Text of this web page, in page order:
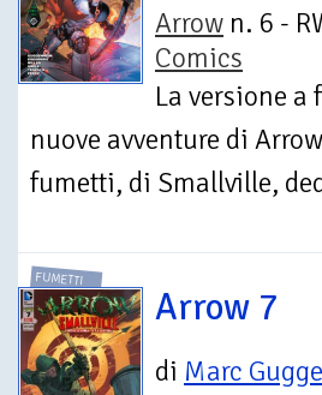
Arrow n. 6 -
Comics
La versione
nuove avventure di
fumetti, di Smallville,
FUMETTI
Arrow 7
di Marc